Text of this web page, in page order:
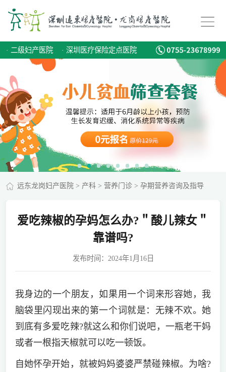
· 二级妇产医院 · 深圳医疗保险定点医院
远东龙岗妇产医院> 产科> 营养门诊> 孕期营养咨询及指导
爱吃辣椒的孕妈怎么办?＂酸儿辣女＂
靠谱吗?
发布时间：2024年1月16日
我身边的一个朋友，如果用一个词来形容她，我
脑袋里闪现出来的第一个词就是：无辣不欢。她
到底有多爱吃辣?就这么和你们说吧，一瓶老干妈
或者一根指天椒就可以吃一顿饭。
自她怀孕开始，就被妈妈婆婆严禁碰辣椒。为啥?